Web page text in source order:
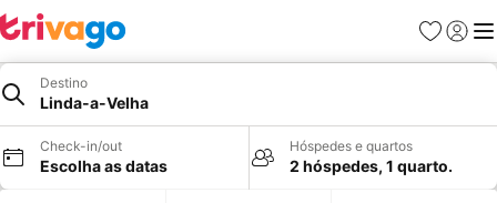
Favoritos
Iniciar
Destino
Linda-a-Velha
Check-in/out
Escolha as datas
Hóspedes e quartos
2 hóspedes, 1 quarto.